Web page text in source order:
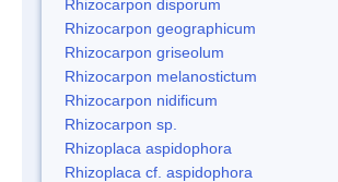
Rhizocarpon disporum
Rhizocarpon geographicum
Rhizocarpon griseolum
Rhizocarpon melanostictum
Rhizocarpon nidificum
Rhizocarpon sp.
Rhizoplaca aspidophora
Rhizoplaca cf. aspidophora